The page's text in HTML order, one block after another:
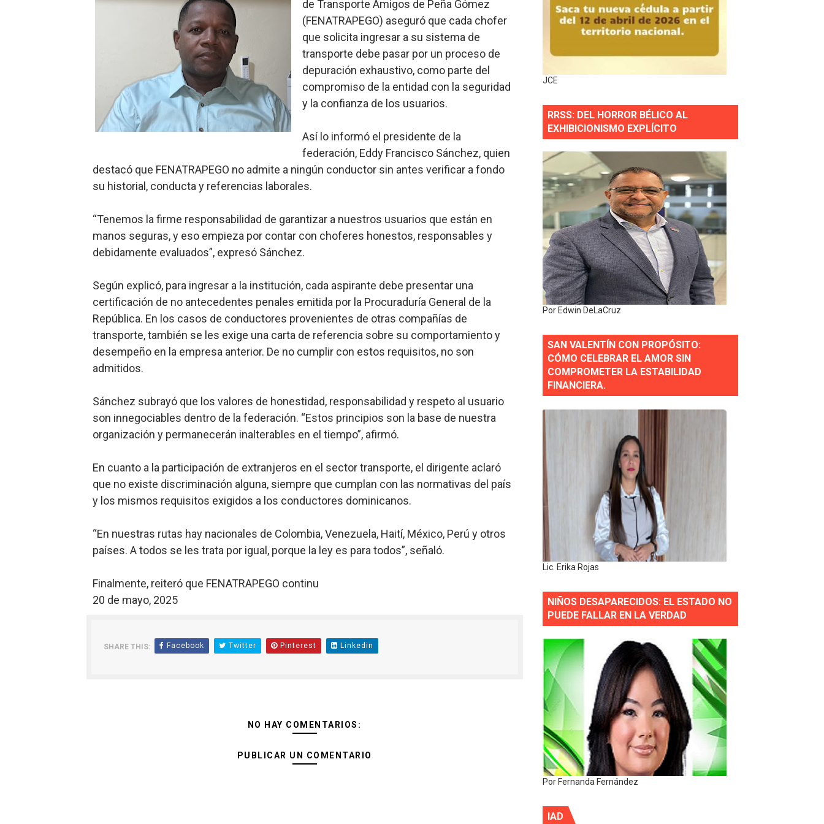
CESDN urge fortalecer el sistema eléctrico ante constantes apagones en Santo Domingo Norte
Cacerolazos, gomas quemadas y bombas lagrimógenas: Tensión en la Fernández Domínguez por apagones en Cayenas y Residencial Amalia
Roberto Ángel Salcedo anuncia festival cultural para la región Este
Roberto Ángel Salcedo anuncia festival cultural para la región Este
Respuesta oportuna de Propeep permite a familia de La Cuaba recuperar su hogar tras incendio
Juramentan a Angelina Biviana Riveiro como nueva vicepresidenta ejecutiva de Fiduciaria Reservas.
DIGEIG y Liga Municipal Dominicana impulsan metas de transparencia
Tribunal Superior Administrativo anula permisos urbanísticos del proyecto Everest Tower en Piantini
JCE flexibiliza renovación de cédula: adiós al orden por mes de nacimiento en municipios pequeños
Restaurante Amigos es reconocido por sus cuatro décadas de excelencia en el sector gastronómico
Banco Popular escala 17 posiciones en los mil mejores bancos del mundo
SNS y el SRSO actualizan Manual de Comunicación Interna y Externa para fortalecer gestión comunicacional en salud
Osiris de León responde a Roberto Tineo y a Yeisy por sus críticas destempladas sobre Presa de Guaiguí: "Es ignorancia supina"
Operativo interagencial frena delitos ambientales y recupera terrenos en zonas protegidas del país
de Transporte Amigos de Peña Gómez
(FENATRAPEGO) aseguró que cada chofer
que solicita ingresar a su sistema de
transporte debe pasar por un proceso de
depuración exhaustivo, como parte del
compromiso de la entidad con la seguridad
y la confianza de los usuarios.
Así lo informó el presidente de la
federación, Eddy Francisco Sánchez, quien
destacó que FENATRAPEGO no admite a ningún conductor sin antes verificar a fondo
su historial, conducta y referencias laborales.
“Tenemos la firme responsabilidad de garantizar a nuestros usuarios que están en
manos seguras, y eso empieza por contar con choferes honestos, responsables y
debidamente evaluados”, expresó Sánchez.
Según explicó, para ingresar a la institución, cada aspirante debe presentar una
certificación de no antecedentes penales emitida por la Procuraduría General de la
República. En los casos de conductores provenientes de otras compañías de
transporte, también se les exige una carta de referencia sobre su comportamiento y
desempeño en la empresa anterior. De no cumplir con estos requisitos, no son
admitidos.
Sánchez subrayó que los valores de honestidad, responsabilidad y respeto al usuario
son innegociables dentro de la federación. “Estos principios son la base de nuestra
organización y permanecerán inalterables en el tiempo”, afirmó.
En cuanto a la participación de extranjeros en el sector transporte, el dirigente aclaró
que no existe discriminación alguna, siempre que cumplan con las normativas del país
y los mismos requisitos exigidos a los conductores dominicanos.
“En nuestras rutas hay nacionales de Colombia, Venezuela, Haití, México, Perú y otros
países. A todos se les trata por igual, porque la ley es para todos”, señaló.
Finalmente, reiteró que FENATRAPEGO continu
20 de mayo, 2025
SHARE THIS: Facebook Twitter Pinterest Linkedin
NO HAY COMENTARIOS:
PUBLICAR UN COMENTARIO
JCE
RRSS: DEL HORROR BÉLICO AL
EXHIBICIONISMO EXPLÍCITO
Por Edwin DeLaCruz
SAN VALENTÍN CON PROPÓSITO:
CÓMO CELEBRAR EL AMOR SIN
COMPROMETER LA ESTABILIDAD
FINANCIERA.
Lic. Erika Rojas
NIÑOS DESAPARECIDOS: EL ESTADO NO
PUEDE FALLAR EN LA VERDAD
Por Fernanda Fernández
IAD